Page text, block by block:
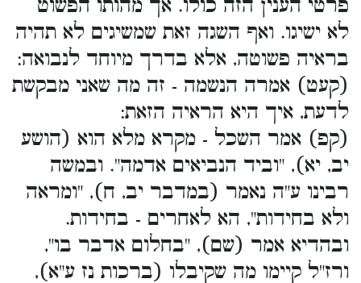
פרטי הענין הזה כולו. אך מהותו הפשוט
לא ישיגו. ואף השגה זאת שמשיגים לא תהיה
בראיה פשוטה, אלא בדרך מיוחד לנבואה:
(קעט) אמרה הנשמה - זה מה שאני מבקשת
לדעת, איך היא הראיה הזאת:
(קפ) אמר השכל - מקרא מלא הוא (הושע
יב, יא), "וביד הנביאים אדמה". ובמשה
רבינו ע"ה נאמר (במדבר יב, ח), "ומראה
ולא בחידות", הא לאחרים - בחידות.
ובהדיא אמר (שם), "בחלום אדבר בו",
ורז"ל קיימו מה שקיבלו (ברכות נז ע"א),